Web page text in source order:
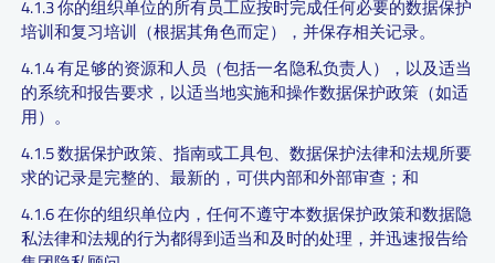
4.1.3 你的组织单位的所有员工应按时完成任何必要的数据保护
培训和复习培训（根据其角色而定），并保存相关记录。
4.1.4 有足够的资源和人员（包括一名隐私负责人），以及适当
的系统和报告要求，以适当地实施和操作数据保护政策（如适
用）。
4.1.5 数据保护政策、指南或工具包、数据保护法律和法规所要
求的记录是完整的、最新的，可供内部和外部审查；和
4.1.6 在你的组织单位内，任何不遵守本数据保护政策和数据隐
私法律和法规的行为都得到适当和及时的处理，并迅速报告给